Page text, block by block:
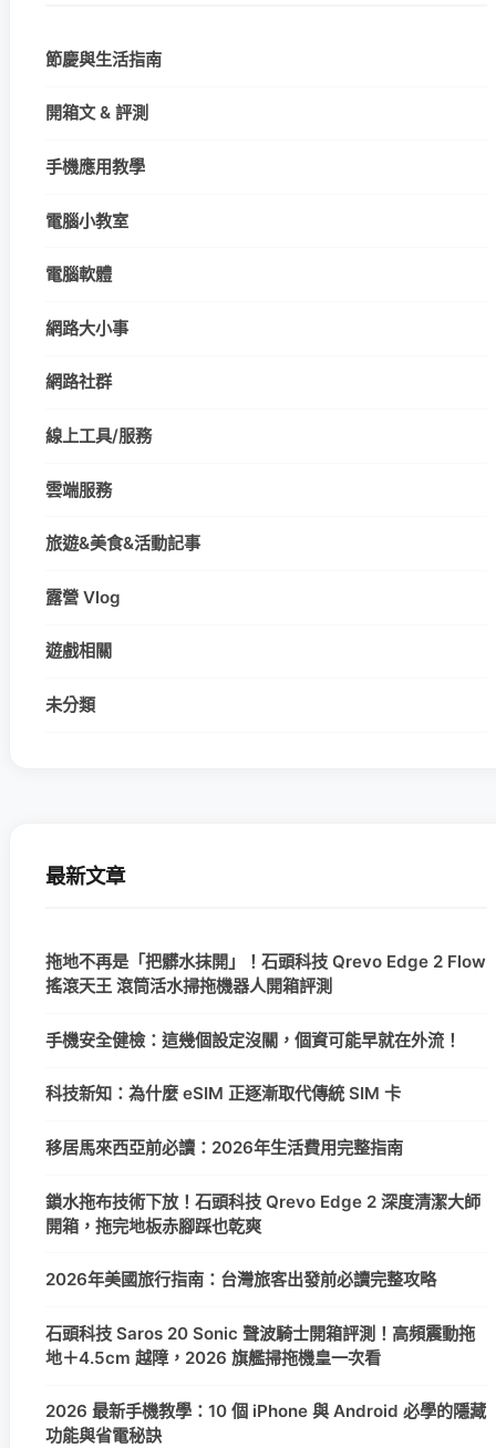
節慶與生活指南
開箱文 & 評測
手機應用教學
電腦小教室
電腦軟體
網路大小事
網路社群
線上工具/服務
雲端服務
旅遊&美食&活動記事
露營 Vlog
遊戲相關
未分類
最新文章
拖地不再是「把髒水抹開」！石頭科技 Qrevo Edge 2 Flow
搖滾天王 滾筒活水掃拖機器人開箱評測
手機安全健檢：這幾個設定沒關，個資可能早就在外流！
科技新知：為什麼 eSIM 正逐漸取代傳統 SIM 卡
移居馬來西亞前必讀：2026年生活費用完整指南
鎖水拖布技術下放！石頭科技 Qrevo Edge 2 深度清潔大師
開箱，拖完地板赤腳踩也乾爽
2026年美國旅行指南：台灣旅客出發前必讀完整攻略
石頭科技 Saros 20 Sonic 聲波騎士開箱評測！高頻震動拖
地＋4.5cm 越障，2026 旗艦掃拖機皇一次看
2026 最新手機教學：10 個 iPhone 與 Android 必學的隱藏
功能與省電秘訣